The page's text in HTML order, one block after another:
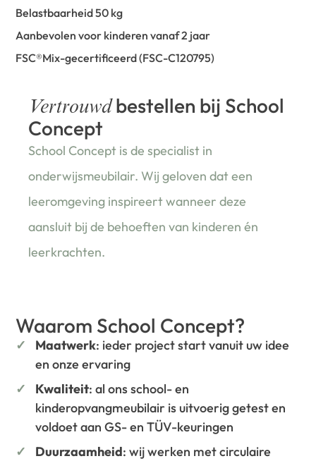
Belastbaarheid 50 kg
Aanbevolen voor kinderen vanaf 2 jaar
FSC®Mix-gecertificeerd (FSC-C120795)
Vertrouwdbestellen bij School
Concept
School Concept is de specialist in
onderwijsmeubilair. Wij geloven dat een
leeromgeving inspireert wanneer deze
aansluit bij de behoeften van kinderen én
leerkrachten.
Waarom School Concept?
Maatwerk: ieder project start vanuit uw idee
en onze ervaring
Kwaliteit: al ons school- en
kinderopvangmeubilair is uitvoerig getest en
voldoet aan GS- en TÜV-keuringen
Duurzaamheid: wij werken met circulaire